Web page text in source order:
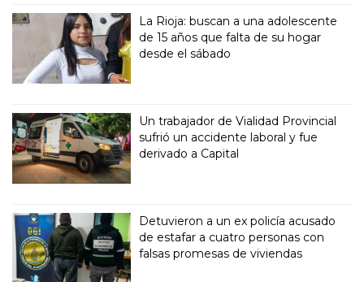
La Rioja: buscan a una adolescente
de 15 años que falta de su hogar
desde el sábado
Un trabajador de Vialidad Provincial
sufrió un accidente laboral y fue
derivado a Capital
Detuvieron a un ex policía acusado
de estafar a cuatro personas con
falsas promesas de viviendas